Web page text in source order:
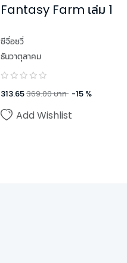
Fantasy Farm เล่ม 1
ซีจื่อซวี่
ธันวาตุลาคม
313.65369.00บาท -15 %
Add Wishlist